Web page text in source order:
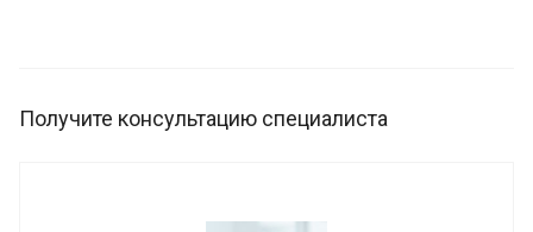
Получите консультацию специалиста